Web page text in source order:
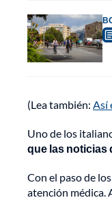
(Lea también: Así
Uno de los
que las noticias
Con el paso de
atención médica.